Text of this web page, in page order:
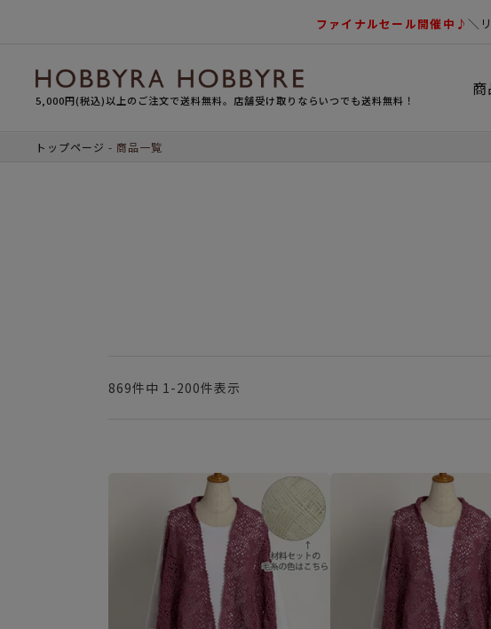
ファイナルセール開催中♪＼
5,000円(税込)以上のご注文で送料無料。店舗受け取りならいつでも送料無料！
トップページ 商品一覧
869件中 1 -200件表示